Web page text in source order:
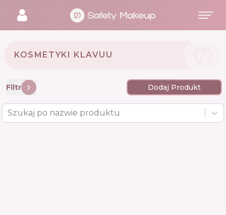
KOSMETYKI KLAVUU 🇰🇷
Filtr Dodaj Produkt
Szukaj po nazwie produktu